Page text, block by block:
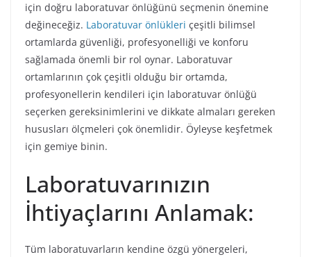
için doğru laboratuvar önlüğünü seçmenin önemine
değineceğiz. Laboratuvar önlükleri çeşitli bilimsel
ortamlarda güvenliği, profesyonelliği ve konforu
sağlamada önemli bir rol oynar. Laboratuvar
ortamlarının çok çeşitli olduğu bir ortamda,
profesyonellerin kendileri için laboratuvar önlüğü
seçerken gereksinimlerini ve dikkate almaları gereken
hususları ölçmeleri çok önemlidir. Öyleyse keşfetmek
için gemiye binin.
Laboratuvarınızın
İhtiyaçlarını Anlamak:
Tüm laboratuvarların kendine özgü yönergeleri,